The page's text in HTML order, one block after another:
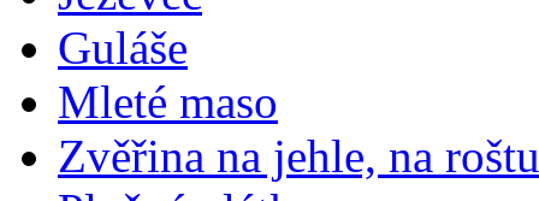
Guláše
Mleté maso
Zvěřina na jehle, na roštu